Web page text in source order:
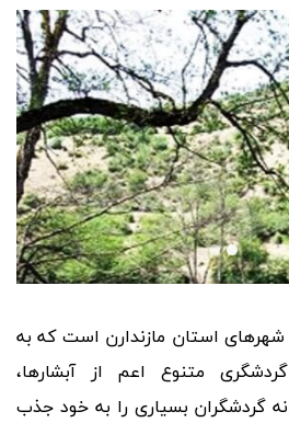
شهرهای استان مازندارن است که به
متنوع اعم از آبشارها،
گردشگران بسیاری را به خود جذب